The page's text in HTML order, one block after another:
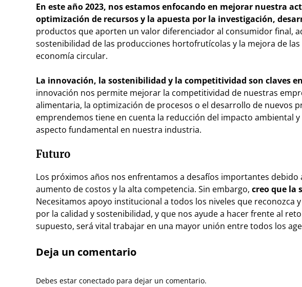
En este año 2023, nos estamos enfocando en mejorar nuestra
optimización de recursos y la apuesta por la investigación,
productos que aporten un valor diferenciador al consumidor final,
sostenibilidad de las producciones hortofrutícolas y la mejora de
economía circular.
La innovación, la sostenibilidad y la competitividad son claves
innovación nos permite mejorar la competitividad de nuestras
alimentaria, la optimización de procesos o el desarrollo de nuevos
emprendemos tiene en cuenta la reducción del impacto ambiental
aspecto fundamental en nuestra industria.
Futuro
Los próximos años nos enfrentamos a desafíos importantes
aumento de costos y la alta competencia. Sin embargo, creo que la
Necesitamos apoyo institucional a todos los niveles que reconozca
por la calidad y sostenibilidad, y que nos ayude a hacer frente al
supuesto, será vital trabajar en una mayor unión entre todos los
Deja un comentario
Debes estar conectado para dejar un comentario.